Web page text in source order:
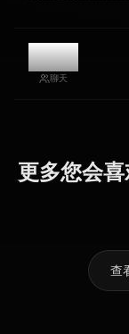
9.3k
聊天
更多您会
High Elf
查